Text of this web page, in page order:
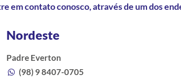
em contato conosco, através de um dos
Nordeste
Padre Everton
(98) 9 8407-0705